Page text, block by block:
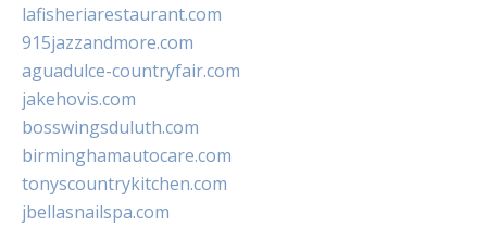
lafisheriarestaurant.com
915jazzandmore.com
aguadulce-countryfair.com
jakehovis.com
bosswingsduluth.com
birminghamautocare.com
tonyscountrykitchen.com
jbellasnailspa.com